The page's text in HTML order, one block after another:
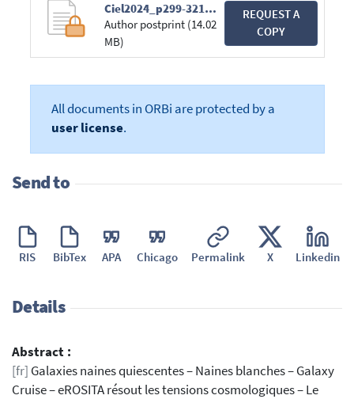
Ciel2024_p299-321.pdf
Author postprint (14.02
MB)
REQUEST A
COPY
All documents in ORBi are protected by a
user license.
Send to
RIS BibTex APA Chicago Permalink X Linkedin
Details
Abstract :
[fr] Galaxies naines quiescentes – Naines blanches – Galaxy
Cruise – eROSITA résout les tensions cosmologiques – Le